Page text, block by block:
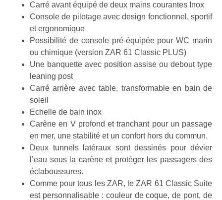
Carré avant équipé de deux mains courantes Inox
Console de pilotage avec design fonctionnel, sportif
et ergonomique
Possibilité de console pré-équipée pour WC marin
ou chimique (version ZAR 61 Classic PLUS)
Une banquette avec position assise ou debout type
leaning post
Carré arrière avec table, transformable en bain de
soleil
Echelle de bain inox
Carène en V profond et tranchant pour un passage
en mer, une stabilité et un confort hors du commun.
Deux tunnels latéraux sont dessinés pour dévier
l’eau sous la carène et protéger les passagers des
éclaboussures.
Comme pour tous les ZAR, le ZAR 61 Classic Suite
est personnalisable : couleur de coque, de pont, de